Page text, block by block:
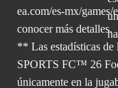
ea.com/es-mx/games/
conocer más detalles.
** Las estadísticas
SPORTS FC™ 26
únicamente en la